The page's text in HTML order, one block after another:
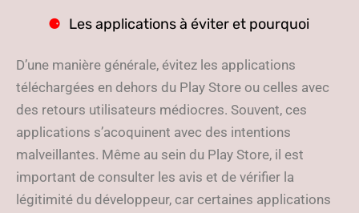
Les applications à éviter et pourquoi
D’une manière générale, évitez les applications
téléchargées en dehors du Play Store ou celles avec
des retours utilisateurs médiocres. Souvent, ces
applications s’acoquinent avec des intentions
malveillantes. Même au sein du Play Store, il est
important de consulter les avis et de vérifier la
légitimité du développeur, car certaines applications